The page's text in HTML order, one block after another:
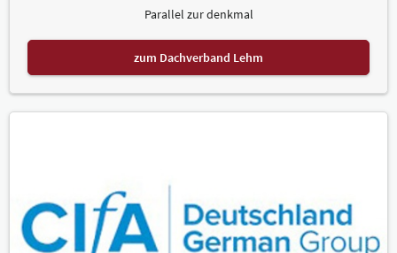
Parallel zur denkmal
zum Dachverband Lehm